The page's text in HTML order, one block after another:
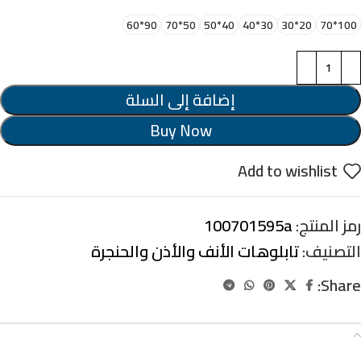
100*70
20*30
30*40
40*50
50*70
90*60
إضافة إلى السلة
Buy Now
Add to wishlist
رمز المنتج:100701595a
التصنيف:تابلوهات الأنف والأذن والحنجرة
Share: